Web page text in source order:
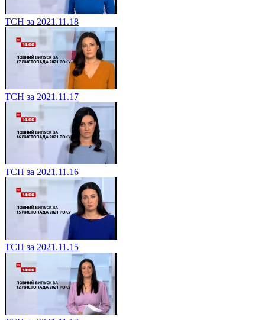
ТСН за 2021.11.18
ТСН за 2021.11.17
ТСН за 2021.11.16
ТСН за 2021.11.15